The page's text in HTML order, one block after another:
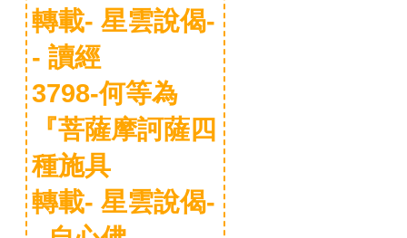
轉載- 星雲說偈-
- 讀經
3798-何等為
『菩薩摩訶薩四
種施具
轉載- 星雲說偈-